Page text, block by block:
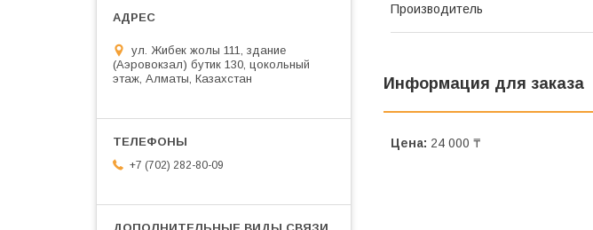
Производитель
Информация для заказа
Цена: 24 000 ₸
ул. Жибек жолы 111, здание
(Аэровокзал) бутик 130, цокольный
этаж, Алматы, Казахстан
+7 (702) 282-80-09